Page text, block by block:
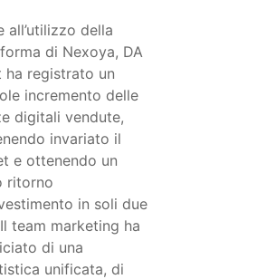
all’utilizzo della
di Nexoya, DA
ha registrato un
incremento delle
digitali vendute,
invariato il
e ottenendo un
ritorno
in soli due
team marketing ha
di una
unificata, di